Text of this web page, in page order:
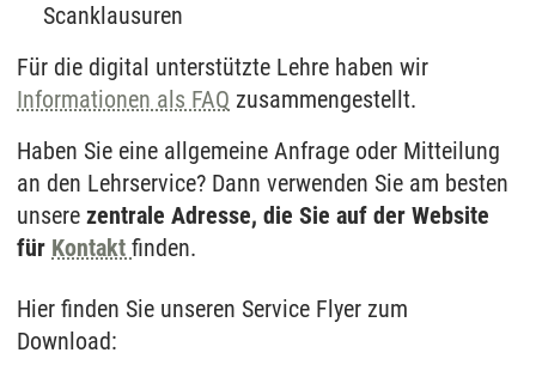
Scanklausuren
Für die digital unterstützte Lehre haben wir
Informationen als FAQ zusammengestellt.
Haben Sie eine allgemeine Anfrage oder Mitteilung
an den Lehrservice? Dann verwenden Sie am besten
unsere zentrale Adresse, die Sie auf der Website
für Kontakt finden.
Hier finden Sie unseren Service Flyer zum
Download: